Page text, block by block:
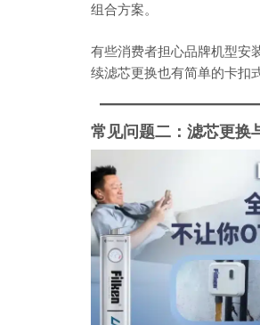
组合方案。
有些消费者担心品牌机型安
续滤芯更换也有简单的卡扣
常见问题二：滤芯更换